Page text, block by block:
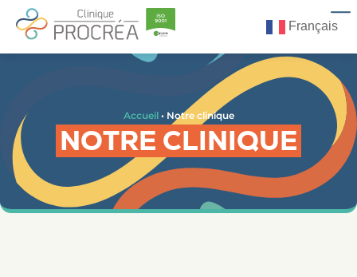
Français
Accueil• Notre clinique
NOTRE CLINIQUE